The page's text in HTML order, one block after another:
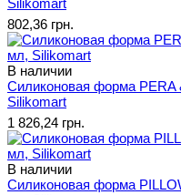
802,36 грн.
В наличии
Силиконовая форма
Silikomart
1 826,24 грн.
В наличии
Силиконовая форма